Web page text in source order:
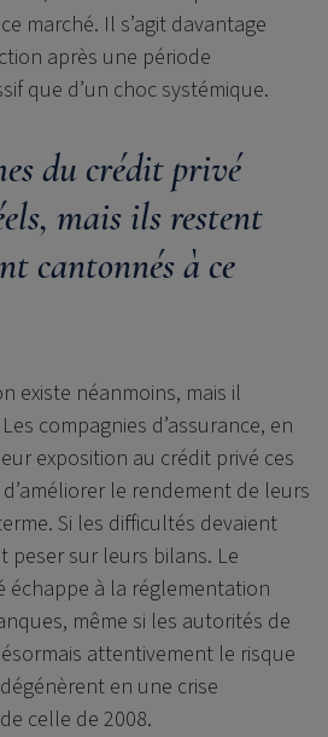
marché. Il s’agit davantage
après une période
que d’un choc systémique.
du crédit privé
mais ils restent
cantonnés à ce
existe néanmoins, mais il
compagnies d’assurance, en
exposition au crédit privé ces
le rendement de leurs
Si les difficultés devaient
peser sur leurs bilans. Le
échappe à la réglementation
même si les autorités de
attentivement le risque
en une crise
celle de 2008.